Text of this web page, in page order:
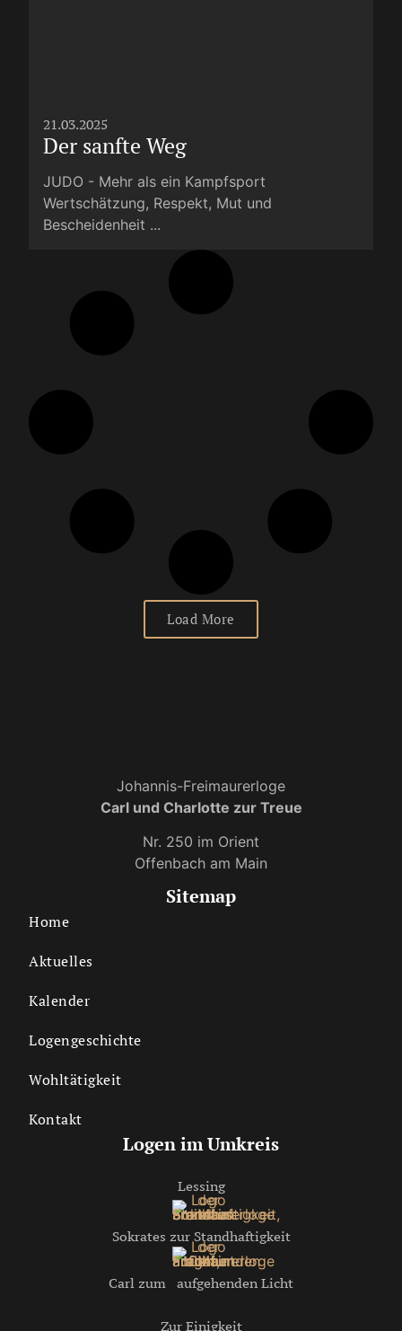
21.03.2025
Der sanfte Weg
JUDO - Mehr als ein Kampfsport
Wertschätzung, Respekt, Mut und
Bescheidenheit ...
Load More
Johannis-Freimaurerloge
Carl und Charlotte zur Treue
Nr. 250 im Orient
Offenbach am Main
Sitemap
Home
Aktuelles
Kalender
Logengeschichte
Wohltätigkeit
Kontakt
Logen im Umkreis
Lessing
Sokrates zur Standhaftigkeit
Carl zum aufgehenden Licht
Zur Einigkeit